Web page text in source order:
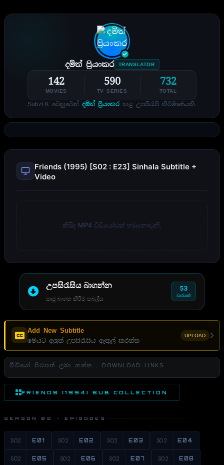
දමිත් ප්‍රියංකර TRANSLATOR
142
MOVIES
590
TV SERIES
732
TOTAL
SubzLK වෙනුවෙන් දමිත් ප්‍රියංකර කළ උපසිරැසි නිර්මාණයකි.
Friends (1995) [S02 : E23] Sinhala Subtitle +
Video
කිසිදු MP4 වීඩියෝවක් හමුනොවුනි.
උපසිරැසිය බාගන්න
සෘජු බාගත කිරීම් සබැඳිය
53
වාරයක්
Add New Subtitle
මෙයට අලුත් උපසිරැසිය ඇතුල් කරන්න
UPLOAD
වීඩියෝ පිටපත් ලබා ගන්න . DOWNLOAD LINKS
FRIENDS (1994) SUB COLLECTION
SEASON 02 · EPISODES
S02 E01 S02 E02 S02 E03 S02 E04
S02 E05 S02 E06 S02 E07 S02 E08